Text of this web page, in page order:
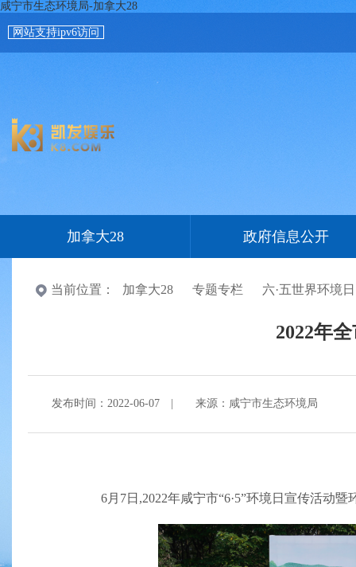
咸宁市生态环境局-加拿大28
网站支持ipv6访问
加拿大28 政府信息公开
当前位置： 加拿大28 专题专栏 六·五世界环境日
2022年
发布时间：2022-06-07 来源：咸宁市生态环境局
6月7日,2022年咸宁市“6·5”环境日宣传活动